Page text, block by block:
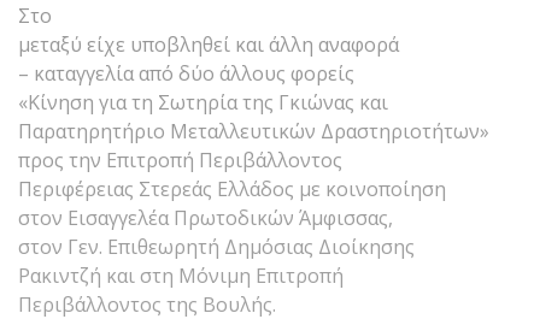
Στο
μεταξύ είχε υποβληθεί και άλλη αναφορά
– καταγγελία από δύο άλλους φορείς
«Κίνηση για τη Σωτηρία της Γκιώνας και
Παρατηρητήριο Μεταλλευτικών Δραστηριοτήτων»
προς την Επιτροπή Περιβάλλοντος
Περιφέρειας Στερεάς Ελλάδος με κοινοποίηση
στον Εισαγγελέα Πρωτοδικών Άμφισσας,
στον Γεν. Επιθεωρητή Δημόσιας Διοίκησης
Ρακιντζή και στη Μόνιμη Επιτροπή
Περιβάλλοντος της Βουλής.